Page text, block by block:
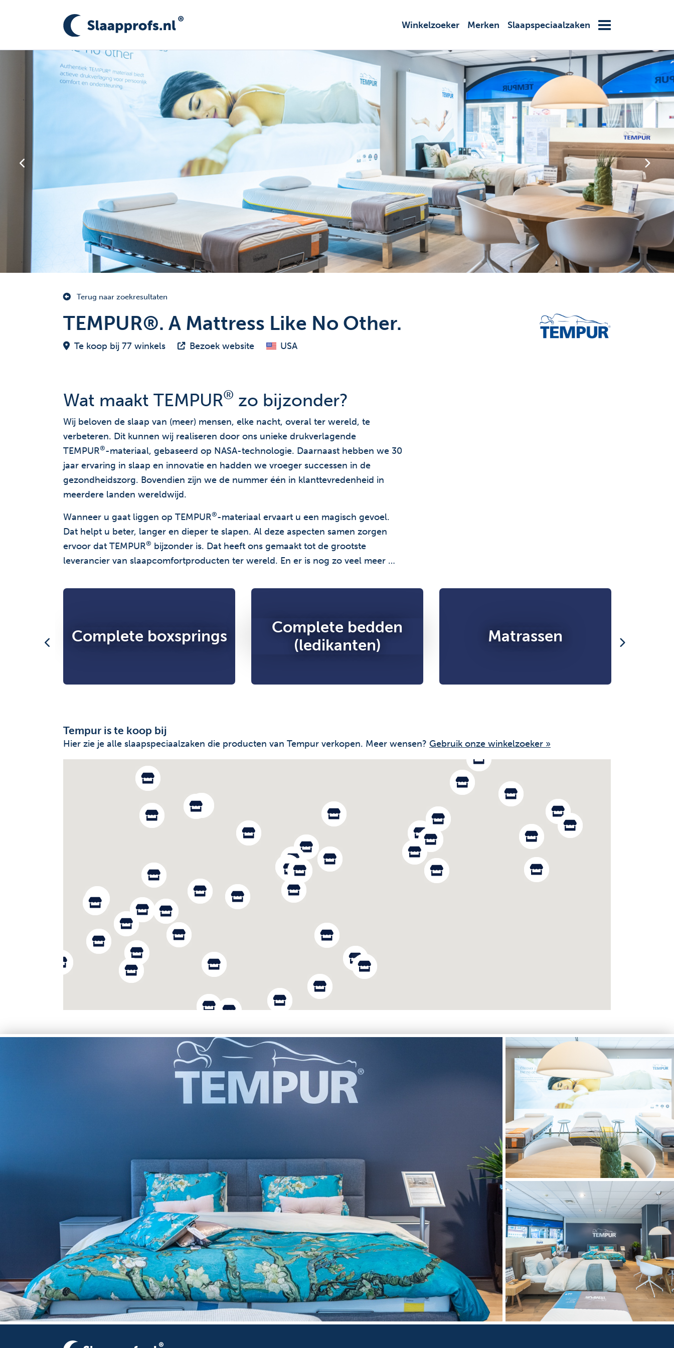
Winkelzoeker Merken Slaapspeciaalzaken
Terug naar zoekresultaten
TEMPUR®. A Mattress Like No Other.
Te koop bij 77 winkels Bezoek website USA
Wat maakt TEMPUR® zo bijzonder?
Wij beloven de slaap van (meer) mensen, elke nacht, overal ter wereld, te
verbeteren. Dit kunnen wij realiseren door ons unieke drukverlagende
TEMPUR®-materiaal, gebaseerd op NASA-technologie. Daarnaast hebben we 30
jaar ervaring in slaap en innovatie en hadden we vroeger successen in de
gezondheidszorg. Bovendien zijn we de nummer één in klanttevredenheid in
meerdere landen wereldwijd.
Wanneer u gaat liggen op TEMPUR®-materiaal ervaart u een magisch gevoel.
Dat helpt u beter, langer en dieper te slapen. Al deze aspecten samen zorgen
ervoor dat TEMPUR® bijzonder is. Dat heeft ons gemaakt tot de grootste
leverancier van slaapcomfortproducten ter wereld. En er is nog zo veel meer …
Complete boxsprings
Complete bedden
(ledikanten)
Matrassen
Tempur is te koop bij
Hier zie je alle slaapspeciaalzaken die producten van Tempur verkopen. Meer wensen? Gebruik onze winkelzoeker »